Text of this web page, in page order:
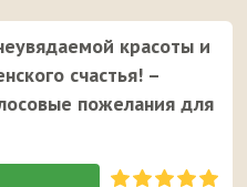
красоты и
счастья! –
пожелания для